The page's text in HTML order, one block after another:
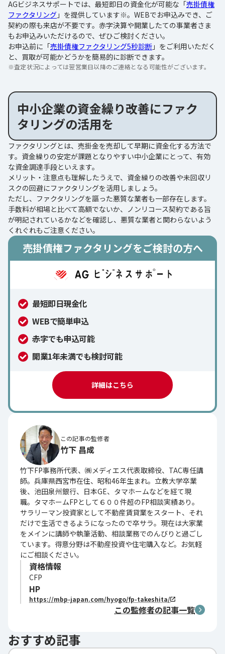
AGビジネスサポートでは、最短即日の資金化が可能な「売掛債権
ファクタリング 」を提供しています※。WEBでお申込みでき、ご
契約の際も来店が不要です。赤字決算や開業したての事業者さま
もお申込みいただけるので、ぜひご検討ください。
お申込前に「売掛債権ファクタリング5秒診断 」をご利用いただく
と、買取が可能かどうかを簡易的に診断できます。
※査定状況によっては翌営業日以降のご連絡となる可能性がございます。
中小企業の資金繰り改善にファク
タリングの活用を
ファクタリングとは、売掛金を売却して早期に資金化する方法で
す。資金繰りの安定が課題となりやすい中小企業にとって、有効
な資金調達手段といえます。
メリット・注意点も理解したうえで、資金繰りの改善や未回収リ
スクの回避にファクタリングを活用しましょう。
ただし、ファクタリングを謳った悪質な業者も一部存在します。
手数料が相場と比べて高額でないか、ノンリコース契約である旨
が明記されているかなどを確認し、悪質な業者と関わらないよう
くれぐれもご注意ください。
売掛債権ファクタリングをご検討の方へ
最短即日現金化
WEBで簡単申込
赤字でも申込可能
開業1年未満でも検討可能
詳細はこちら
この記事の監修者
竹下 昌成
竹下FP事務所代表、㈱メディエス代表取締役、TAC専任講
師。兵庫県西宮市在住、昭和46年生まれ。立教大学卒業
後、池田泉州銀行、日本GE、タマホームなどを経て現
職。タマホームFPとして６００件超のFP相談実績あり。
サラリーマン投資家として不動産賃貸業をスタート、それ
だけで生活できるようになったので卒サラ。現在は大家業
をメインに講師や執筆活動、相談業務でのんびりと過ごし
ています。得意分野は不動産投資や住宅購入など。お気軽
にご相談ください。
資格情報
CFP
HP
https://mbp-japan.com/hyogo/fp-takeshita/
この監修者の記事一覧
おすすめ記事